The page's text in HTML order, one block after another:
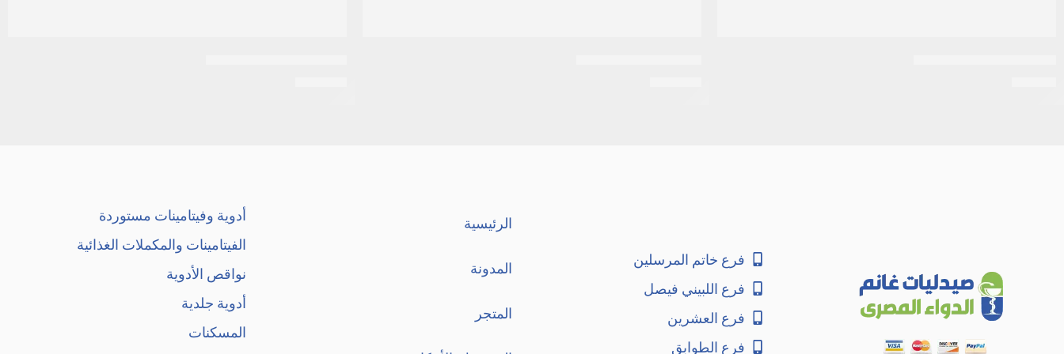
فرع خاتم المرسلين
فرع اللبيني فيصل
فرع العشرين
فرع الطوابق
الرئيسية
المدونة
المتجر
أدوية وفيتامينات مستوردة
الفيتامينات والمكملات الغذائية
نواقص الأدوية
أدوية جلدية
المسكنات